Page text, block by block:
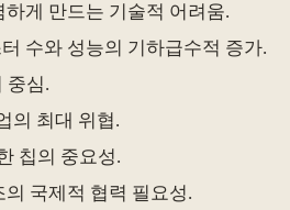
하게 만드는 기술적 어려움.
수와 성능의 기하급수적 증가.
중심.
의 최대 위협.
칩의 중요성.
의 국제적 협력 필요성.